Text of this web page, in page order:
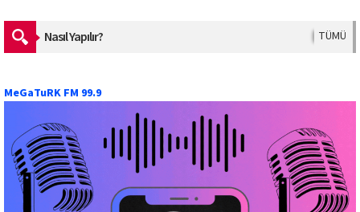
Nasıl Yapılır? TÜMÜ
MeGaTuRK FM 99.9